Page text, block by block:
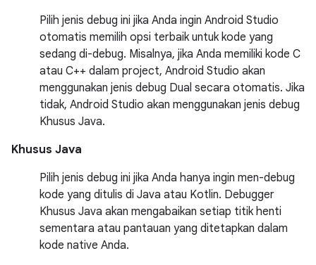
Pilih jenis debug ini jika Anda ingin Android Studio
otomatis memilih opsi terbaik untuk kode yang
sedang di-debug. Misalnya, jika Anda memiliki kode C
atau C++ dalam project, Android Studio akan
menggunakan jenis debug Dual secara otomatis. Jika
tidak, Android Studio akan menggunakan jenis debug
Khusus Java.
Khusus Java
Pilih jenis debug ini jika Anda hanya ingin men-debug
kode yang ditulis di Java atau Kotlin. Debugger
Khusus Java akan mengabaikan setiap titik henti
sementara atau pantauan yang ditetapkan dalam
kode native Anda.